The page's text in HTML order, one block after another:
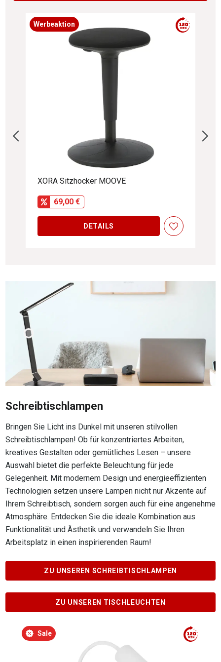
Produktgalerie überspringen
Werbeaktion
XORA Sitzhocker MOOVE
69,00 €
DETAILS
Schreibtischlampen
Bringen Sie Licht ins Dunkel mit unseren stilvollen
Schreibtischlampen! Ob für konzentriertes Arbeiten,
kreatives Gestalten oder gemütliches Lesen – unsere
Auswahl bietet die perfekte Beleuchtung für jede
Gelegenheit. Mit modernem Design und energieeffizienten
Technologien setzen unsere Lampen nicht nur Akzente auf
Ihrem Schreibtisch, sondern sorgen auch für eine angenehme
Atmosphäre. Entdecken Sie die ideale Kombination aus
Funktionalität und Ästhetik und verwandeln Sie Ihren
Arbeitsplatz in einen inspirierenden Raum!
ZU UNSEREN SCHREIBTISCHLAMPEN
ZU UNSEREN TISCHLEUCHTEN
Produktgalerie überspringen
Sale